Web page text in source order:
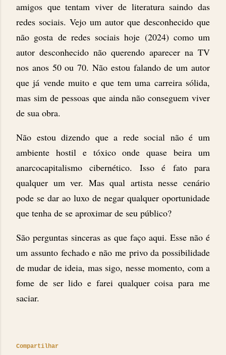
amigos que tentam viver de literatura saindo das
redes sociais. Vejo um autor que desconhecido que
não gosta de redes sociais hoje (2024) como um
autor desconhecido não querendo aparecer na TV
nos anos 50 ou 70. Não estou falando de um autor
que já vende muito e que tem uma carreira sólida,
mas sim de pessoas que ainda não conseguem viver
de sua obra.
Não estou dizendo que a rede social não é um
ambiente hostil e tóxico onde quase beira um
anarcocapitalismo cibernético. Isso é fato para
qualquer um ver. Mas qual artista nesse cenário
pode se dar ao luxo de negar qualquer oportunidade
que tenha de se aproximar de seu público?
São perguntas sinceras as que faço aqui. Esse não é
um assunto fechado e não me privo da possibilidade
de mudar de ideia, mas sigo, nesse momento, com a
fome de ser lido e farei qualquer coisa para me
saciar.
Compartilhar